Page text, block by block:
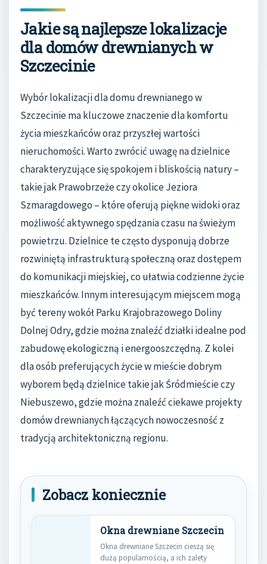
Jakie są najlepsze lokalizacje
dla domów drewnianych w
Szczecinie
Wybór lokalizacji dla domu drewnianego w
Szczecinie ma kluczowe znaczenie dla komfortu
życia mieszkańców oraz przyszłej wartości
nieruchomości. Warto zwrócić uwagę na dzielnice
charakteryzujące się spokojem i bliskością natury –
takie jak Prawobrzeże czy okolice Jeziora
Szmaragdowego – które oferują piękne widoki oraz
możliwość aktywnego spędzania czasu na świeżym
powietrzu. Dzielnice te często dysponują dobrze
rozwiniętą infrastrukturą społeczną oraz dostępem
do komunikacji miejskiej, co ułatwia codzienne życie
mieszkańców. Innym interesującym miejscem mogą
być tereny wokół Parku Krajobrazowego Doliny
Dolnej Odry, gdzie można znaleźć działki idealne pod
zabudowę ekologiczną i energooszczędną. Z kolei
dla osób preferujących życie w mieście dobrym
wyborem będą dzielnice takie jak Śródmieście czy
Niebuszewo, gdzie można znaleźć ciekawe projekty
domów drewnianych łączących nowoczesność z
tradycją architektoniczną regionu.
Zobacz koniecznie
Okna drewniane Szczecin
Okna drewniane Szczecin cieszą się
dużą popularnością, a ich zalety